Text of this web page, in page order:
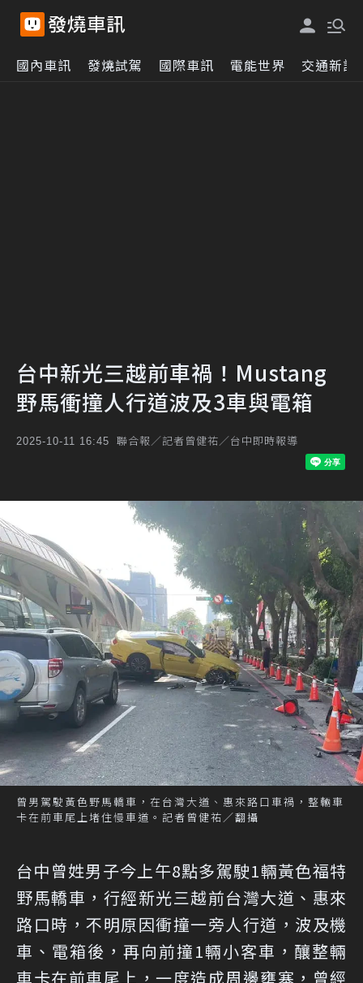
國內車訊 發燒試駕 國際車訊 電能世界 交通新訊
台中新光三越前車禍！Mustang
野馬衝撞人行道波及3車與電箱
2025-10-11 16:45 聯合報／記者曾健祐／台中即時報導
曾男駕駛黃色野馬轎車，在台灣大道、惠來路口車禍，整輛車
卡在前車尾上堵住慢車道。記者曾健祐／翻攝
台中曾姓男子今上午8點多駕駛1輛黃色福特
野馬轎車，行經新光三越前台灣大道、惠來
路口時，不明原因衝撞一旁人行道，波及機
車、電箱後，再向前撞1輛小客車，釀整輛
車卡在前車尾上，一度造成周邊壅塞，曾經